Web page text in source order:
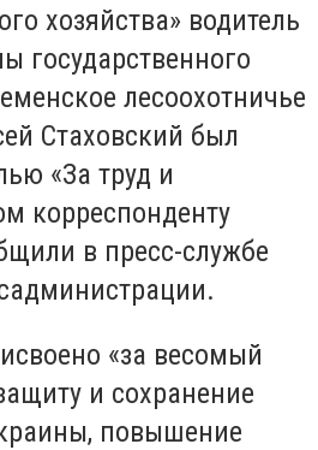
хозяйства» водитель
государственного
лесоохотничье
Стаховский был
«За труд и
корреспонденту
в пресс-службе
«за весомый
и сохранение
повышение